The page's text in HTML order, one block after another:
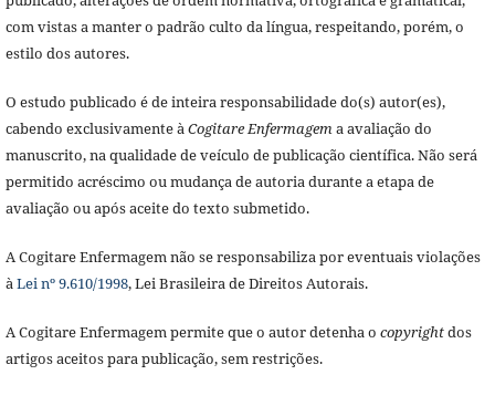
com vistas a manter o padrão culto da língua, respeitando, porém, o
estilo dos autores.
O estudo publicado é de inteira responsabilidade do(s) autor(es),
cabendo exclusivamente àCogitare Enfermagema avaliação do
manuscrito, na qualidade de veículo de publicação científica. Não será
permitido acréscimo ou mudança de autoria durante a etapa de
avaliação ou após aceite do texto submetido.
A Cogitare Enfermagem não se responsabiliza por eventuais violações
àLei nº 9.610/1998, Lei Brasileira de Direitos Autorais.
A Cogitare Enfermagem permite que o autor detenha o copyrightdos
artigos aceitos para publicação, sem restrições.